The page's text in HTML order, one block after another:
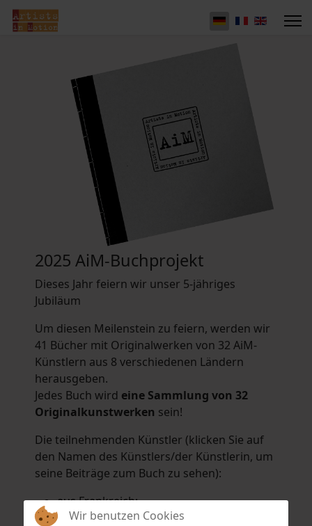
2025 AiM-Buchprojekt
Dieses Jahr feiern wir unser 5-jähriges
Jubiläum
Um diesen Meilenstein zu feiern, werden wir
41 Bücher mit Originalwerken von 32 AiM-
Künstlern aus 8 verschiedenen Ländern
herausgeben.
Jedes Buch wird eine Sammlung von 32
Originalkunstwerken sein!
Die teilnehmenden Künstler (klicken Sie auf
den Namen des Künstlers/der Künstlerin, um
seine Beiträge zum Buch zu sehen):
aus Frankreich:
Hélène Argo,Didier Bonnot
Wir benutzen Cookies